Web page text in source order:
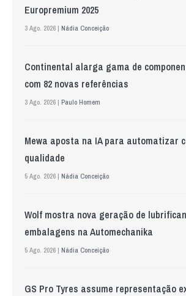
Europremium 2025
3 Ago. 2026 | Nádia Conceição
Continental alarga gama de
com 82 novas referências
3 Ago. 2026 | Paulo Homem
Mewa aposta na IA para automatizar
qualidade
5 Ago. 2026 | Nádia Conceição
Wolf mostra nova geração de
embalagens na Automechanika
5 Ago. 2026 | Nádia Conceição
GS Pro Tyres assume representação